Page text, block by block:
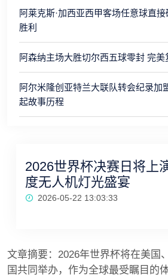
阿莱克斯·加西亚西甲客场任意球直
胜利
阿森纳主场大胜切尔西五球零封 完
阿尔米隆创亚特兰大联队转会纪录加
起故事历程
2026世界杯决赛日将上
度无人机灯光盛宴
2026-05-22 13:03:33
文章摘要：2026年世界杯将在美国
国共同举办，作为全球最受瞩目的